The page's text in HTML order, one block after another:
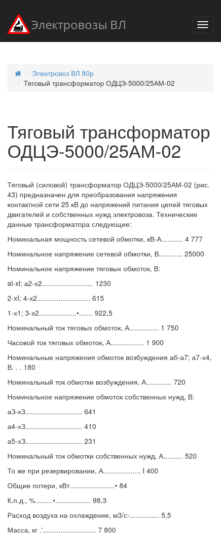
Электровозы ВЛ
Электровоз ВЛ 80р
Тяговый трансформатор ОДЦЭ-5000/25АМ-02
Тяговый трансформатор
ОДЦЭ-5000/25АМ-02
Тяговый (силовой) трансформатор ОДЦЭ-5000/25АМ-02 (рис.
43) предназначен для преобразования напряжения
контактной сети 25 кВ до напряжений питания цепей тяговых
двигателей и собственных нужд электровоза. Технические
данные трансформатора следующие:
Номинальная мощность сетевой обмотки, кВ-А........... 4 777
Номинальное напряжение сетевой обмотки, В............ 25000
Номинальное напряжение тяговых обмоток, В:
al-xl; а2-х2.......................... 1230
2-xI; 4-х2........................... 615
1-х1; 3-х2...................•....... 922,5
Номинальный ток тяговых обмоток, А............... 1 750
Часовой ток тяговых обмоток, А................. 1 900
Номинальные напряжения обмоток возбуждения аб-а7; а7-х4,
В. . . 180
Номинальный ток обмотки возбуждения, А............. 720
Номинальное напряжение обмоток собственных нужд, В:
аЗ-хЗ............................. 641
а4-хЗ............................. 410
а5-хЗ............................. 231
Номинальный ток обмотки собственных нужд, А.......... 520
То же при резервировании, А................... I 400
Общие потери, кВт.......................• 84
К.п.д., %.........•.................. 98,3
Расход воздуха на охлаждение, м3/с-............... 5,5
Масса, кг .'........................... 7 800